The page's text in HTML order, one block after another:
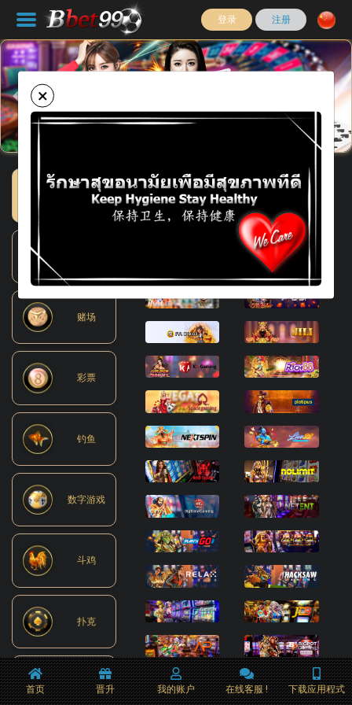
登录 注册
Previous
电子游戏
赌场
彩票
钓鱼
数字游戏
斗鸡
扑克
期货
首页 晋升 我的账户 在线客服 ! 下载应用程式
×